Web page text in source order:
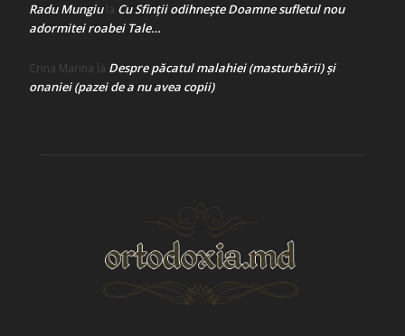
Radu Mungiula Cu Sfinții odihnește Doamne sufletul nou
adormitei roabei Tale…
Crina Marina la Despre păcatul malahiei (masturbării) şi
onaniei (pazei de a nu avea copii)